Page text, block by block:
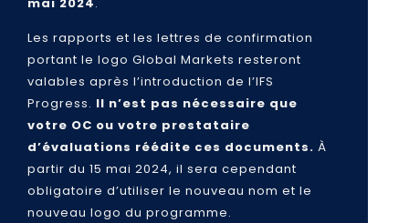
Les rapports et les lettres de confirmation
portant le logo Global Markets resteront
valables après l’introduction de l’IFS
Progress. Il n’est pas nécessaire que
votre OC ou votre prestataire
d’évaluations réédite ces documents. À
partir du 15 mai 2024, il sera cependant
obligatoire d’utiliser le nouveau nom et le
nouveau logo du programme.